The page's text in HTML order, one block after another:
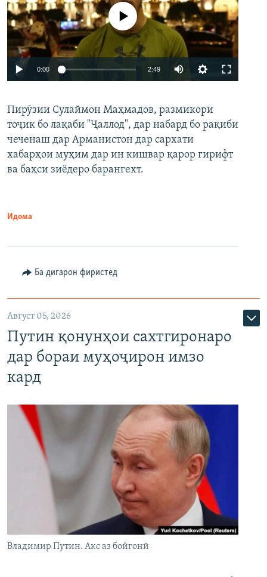
Auto 240p 360p 480p
720p 1080p
Феълан кор намекунад
0:00 2:49
360p
480p
Пирӯзии Сулаймон Маҳмадов, размикори
тоҷик бо лақаби "Ҷаллод", дар набард бо рақиби
чеченаш дар Арманистон дар сархати
хабарҳои муҳим дар ин кишвар қарор гирифт
ва баҳси зиёдеро барангехт.
Идома
Ба дигарон фиристед
Август 05, 2026
Путин қонунҳои сахтгиронаро
дар бораи муҳоҷирон имзо
кард
Владимир Путин. Акс аз бойгонӣ